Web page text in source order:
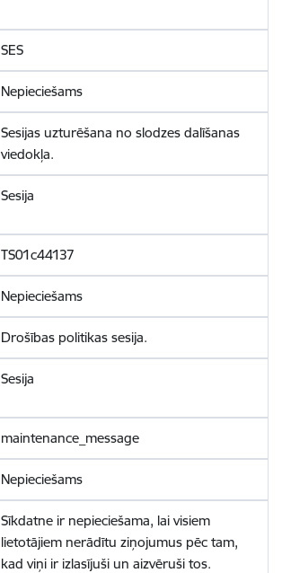
SES
Nepieciešams
Sesijas uzturēšana no slodzes dalīšanas
viedokļa.
Sesija
TS01c44137
Nepieciešams
Drošības politikas sesija.
Sesija
maintenance_message
Nepieciešams
Sīkdatne ir nepieciešama, lai visiem
lietotājiem nerādītu ziņojumus pēc tam,
kad viņi ir izlasījuši un aizvēruši tos.